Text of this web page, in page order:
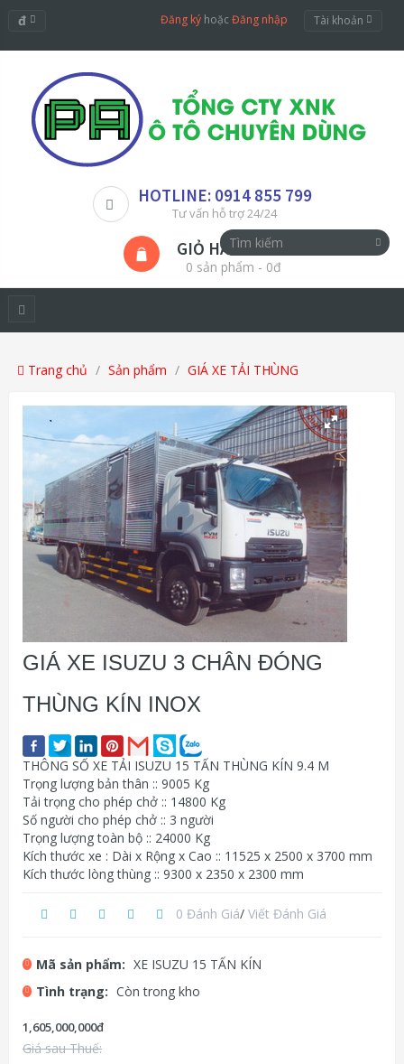
đ Đăng ký hoặcĐăng nhập Tài khoản
HOTLINE: 0914 855 799
Tư vấn hỗ trợ 24/24
GIỎ HÀNG
0 sản phẩm - 0đ
Trang chủ Sản phẩm GIÁ XE TẢI THÙNG
GIÁ XE ISUZU 3 CHÂN ĐÓNG
THÙNG KÍN INOX
THÔNG SỐ XE TẢI ISUZU 15 TẤN THÙNG KÍN 9.4 M
Trọng lượng bản thân :: 9005 Kg
Tải trọng cho phép chở :: 14800 Kg
Số người cho phép chở :: 3 người
Trọng lượng toàn bộ :: 24000 Kg
Kích thước xe : Dài x Rộng x Cao :: 11525 x 2500 x 3700 mm
Kích thước lòng thùng :: 9300 x 2350 x 2300 mm
0 Đánh Giá/ Viết Đánh Giá
Mã sản phẩm: XE ISUZU 15 TẤN KÍN
Tình trạng: Còn trong kho
1,605,000,000đ
Giá sau Thuế: